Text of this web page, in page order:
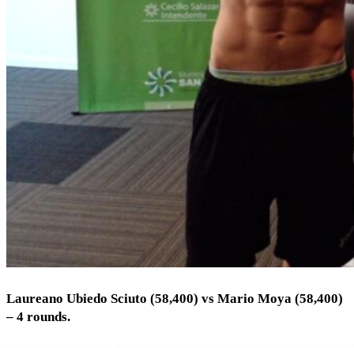
Laureano Ubiedo Sciuto (58,400) vs Mario Moya (58,400)
– 4 rounds.